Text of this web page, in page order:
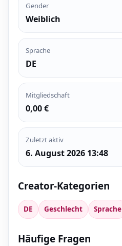
Gender
Weiblich
Sprache
DE
Mitgliedschaft
0,00 €
Zuletzt aktiv
6. August 2026 13:48
Creator-Kategorien
DE Geschlecht Sprache
Häufige Fragen